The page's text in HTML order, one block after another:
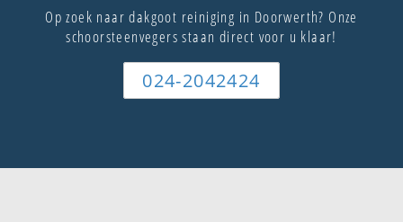
Op zoek naar dakgoot reiniging in Doorwerth? Onze
schoorsteenvegers staan direct voor u klaar!
024-2042424